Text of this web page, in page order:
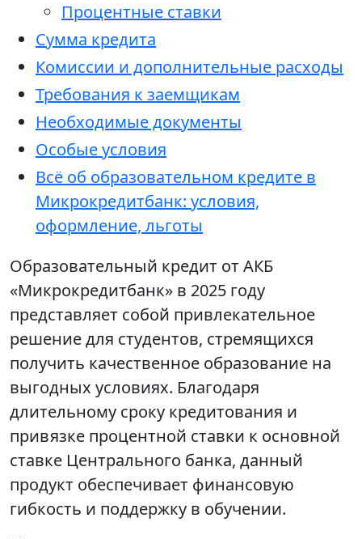
Процентные ставки
Сумма кредита
Комиссии и дополнительные расходы
Требования к заемщикам
Необходимые документы
Особые условия
Всё об образовательном кредите в
Микрокредитбанк: условия,
оформление, льготы
Образовательный кредит от АКБ
«Микрокредитбанк» в 2025 году
представляет собой привлекательное
решение для студентов, стремящихся
получить качественное образование на
выгодных условиях. Благодаря
длительному сроку кредитования и
привязке процентной ставки к основной
ставке Центрального банка, данный
продукт обеспечивает финансовую
гибкость и поддержку в обучении.